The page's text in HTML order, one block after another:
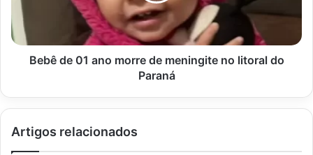
meningite
no
litoral
Bebê de 01 ano morre de meningite no litoral do
Paraná
Artigos relacionados